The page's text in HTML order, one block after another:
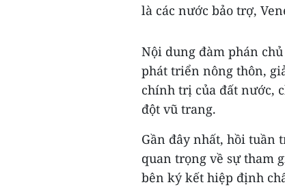
là các nước bảo trợ,
Nội dung đàm phán
phát triển nông thôn,
chính trị của đất nước,
đột vũ trang.
Gần đây nhất, hồi tuần
quan trọng về sự tham
bên ký kết hiệp định